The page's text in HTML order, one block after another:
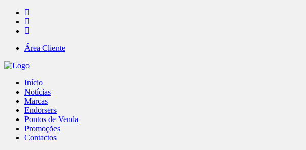
Área Cliente
Início
Notícias
Marcas
Endorsers
Pontos de Venda
Promoções
Contactos